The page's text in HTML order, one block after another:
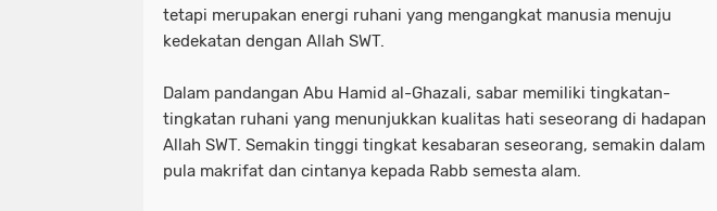
tetapi merupakan energi ruhani yang mengangkat manusia menuju
kedekatan dengan Allah SWT.
Dalam pandangan Abu Hamid al-Ghazali, sabar memiliki tingkatan-
tingkatan ruhani yang menunjukkan kualitas hati seseorang di hadapan
Allah SWT. Semakin tinggi tingkat kesabaran seseorang, semakin dalam
pula makrifat dan cintanya kepada Rabb semesta alam.